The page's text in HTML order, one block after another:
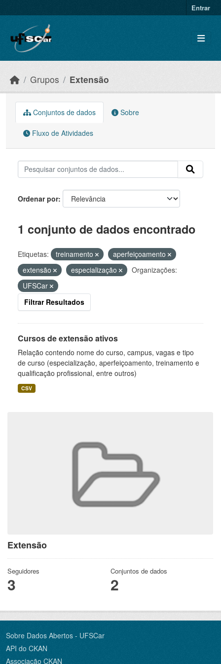
Entrar
Grupos Extensão
Extensão
Seguidores
3
Conjuntos de dados
2
Conjuntos de dados Sobre
Fluxo de Atividades
Ordenar por
1 conjunto de dados encontrado
Etiquetas: treinamento
aperfeiçoamento
extensão
especialização
Organizações:
UFSCar
Filtrar Resultados
Cursos de extensão ativos
Relação contendo nome do curso, campus, vagas e tipo
de curso (especialização, aperfeiçoamento, treinamento e
qualificação profissional, entre outros)
CSV
Sobre Dados Abertos - UFSCar
API do CKAN
Associação CKAN